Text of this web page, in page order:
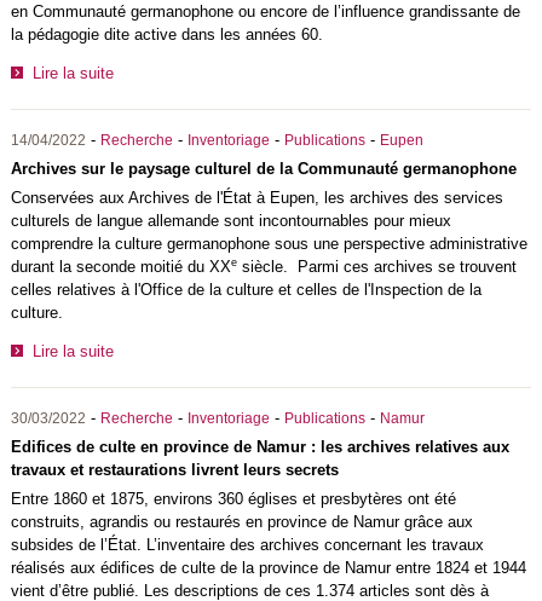
en Communauté germanophone ou encore de l’influence grandissante de
la pédagogie dite active dans les années 60.
Lire la suite
14/04/2022 - Recherche - Inventoriage - Publications- Eupen
Archives sur le paysage culturel de la Communauté germanophone
Conservées aux Archives de l'État à Eupen, les archives des services
culturels de langue allemande sont incontournables pour mieux
comprendre la culture germanophone sous une perspective administrative
durant la seconde moitié du XXesiècle. Parmi ces archives se trouvent
celles relatives à l'Office de la culture et celles de l'Inspection de la
culture.
Lire la suite
30/03/2022 - Recherche - Inventoriage - Publications- Namur
Edifices de culte en province de Namur : les archives relatives aux
travaux et restaurations livrent leurs secrets
Entre 1860 et 1875, environs 360 églises et presbytères ont été
construits, agrandis ou restaurés en province de Namur grâce aux
subsides de l’État. L’inventaire des archives concernant les travaux
réalisés aux édifices de culte de la province de Namur entre 1824 et 1944
vient d’être publié. Les descriptions de ces 1.374 articles sont dès à